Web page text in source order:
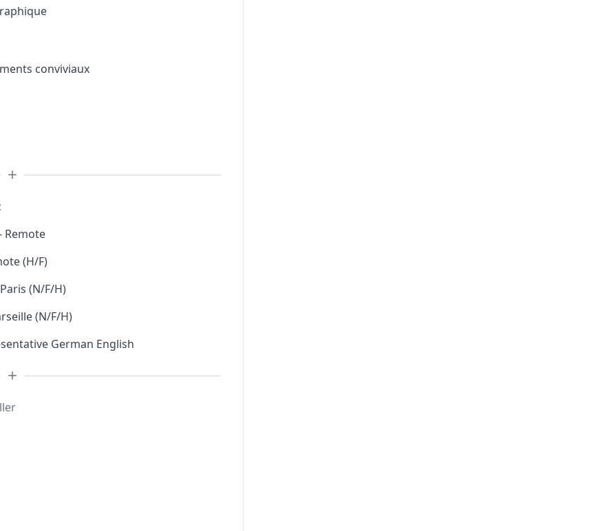
conviviaux
Remote
(H/F)
(N/F/H)
(N/F/H)
German English